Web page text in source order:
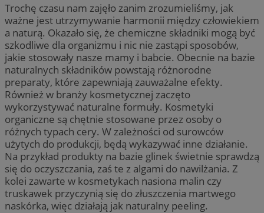
Trochę czasu nam zajęło zanim zrozumieliśmy, jak
ważne jest utrzymywanie harmonii między człowiekiem
a naturą. Okazało się, że chemiczne składniki mogą być
szkodliwe dla organizmu i nic nie zastąpi sposobów,
jakie stosowały nasze mamy i babcie. Obecnie na bazie
naturalnych składników powstają różnorodne
preparaty, które zapewniają zauważalne efekty.
Również w branży kosmetycznej zaczęto
wykorzystywać naturalne formuły. Kosmetyki
organiczne są chętnie stosowane przez osoby o
różnych typach cery. W zależności od surowców
użytych do produkcji, będą wykazywać inne działanie.
Na przykład produkty na bazie glinek świetnie sprawdzą
się do oczyszczania, zaś te z algami do nawilżania. Z
kolei zawarte w kosmetykach nasiona malin czy
truskawek przyczynią się do złuszczenia martwego
naskórka, więc działają jak naturalny peeling.